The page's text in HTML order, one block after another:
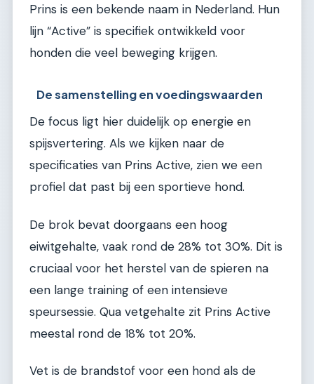
Prins is een bekende naam in Nederland. Hun
lijn “Active” is specifiek ontwikkeld voor
honden die veel beweging krijgen.
De samenstelling en voedingswaarden
De focus ligt hier duidelijk op energie en
spijsvertering. Als we kijken naar de
specificaties van Prins Active, zien we een
profiel dat past bij een sportieve hond.
De brok bevat doorgaans een hoog
eiwitgehalte, vaak rond de 28% tot 30%. Dit is
cruciaal voor het herstel van de spieren na
een lange training of een intensieve
speursessie. Qua vetgehalte zit Prins Active
meestal rond de 18% tot 20%.
Vet is de brandstof voor een hond als de